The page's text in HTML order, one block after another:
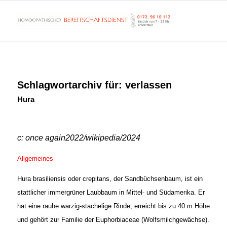
Schlagwortarchiv für: verlassen
Hura
c: once again2022/wikipedia/2024
Allgemeines
Hura brasiliensis oder crepitans, der Sandbüchsenbaum, ist ein
stattlicher immergrüner Laubbaum in Mittel- und Südamerika. Er
hat eine rauhe warzig-stachelige Rinde, erreicht bis zu 40 m Höhe
und gehört zur Familie der Euphorbiaceae (Wolfsmilchgewächse).